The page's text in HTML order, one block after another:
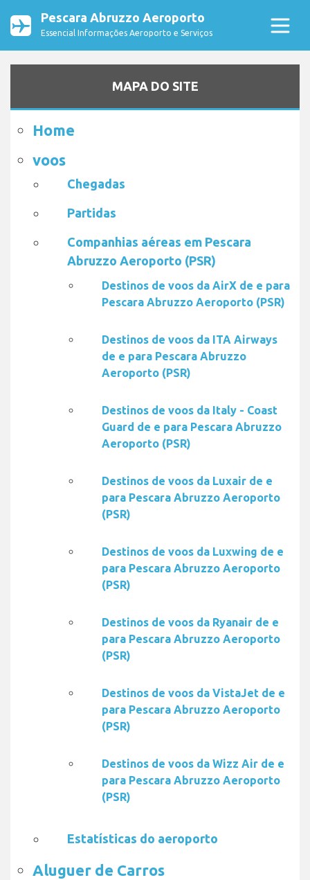
Pescara Abruzzo Aeroporto
Essencial Informações Aeroporto e Serviços
MAPA DO SITE
Home
voos
Chegadas
Partidas
Companhias aéreas em Pescara
Abruzzo Aeroporto (PSR)
Destinos de voos da AirX de e para
Pescara Abruzzo Aeroporto (PSR)
Destinos de voos da ITA Airways
de e para Pescara Abruzzo
Aeroporto (PSR)
Destinos de voos da Italy - Coast
Guard de e para Pescara Abruzzo
Aeroporto (PSR)
Destinos de voos da Luxair de e
para Pescara Abruzzo Aeroporto
(PSR)
Destinos de voos da Luxwing de e
para Pescara Abruzzo Aeroporto
(PSR)
Destinos de voos da Ryanair de e
para Pescara Abruzzo Aeroporto
(PSR)
Destinos de voos da VistaJet de e
para Pescara Abruzzo Aeroporto
(PSR)
Destinos de voos da Wizz Air de e
para Pescara Abruzzo Aeroporto
(PSR)
Estatísticas do aeroporto
Aluguer de Carros